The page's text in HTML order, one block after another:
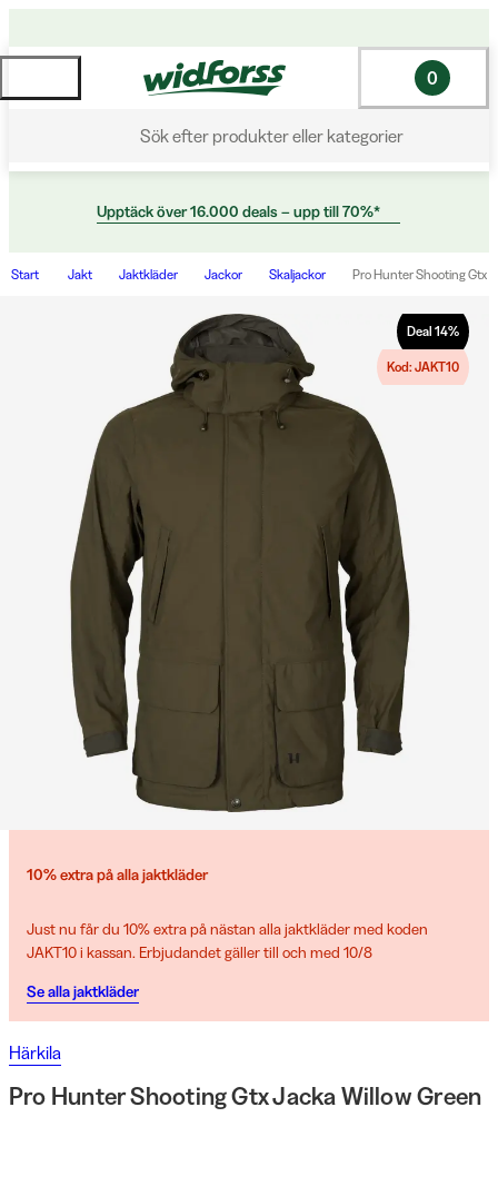
Sök efter produkter eller kategorier
0
Upptäck över 16.000 deals – upp till 70%*
Start Jakt Jaktkläder Jackor Skaljackor Pro Hunter Shooting Gtx
Deal 14%
Kod: JAKT10
10% extra på alla jaktkläder
Just nu får du 10% extra på nästan alla jaktkläder med koden
JAKT10 i kassan. Erbjudandet gäller till och med 10/8
Se alla jaktkläder
Härkila
Pro Hunter Shooting Gtx Jacka Willow Green